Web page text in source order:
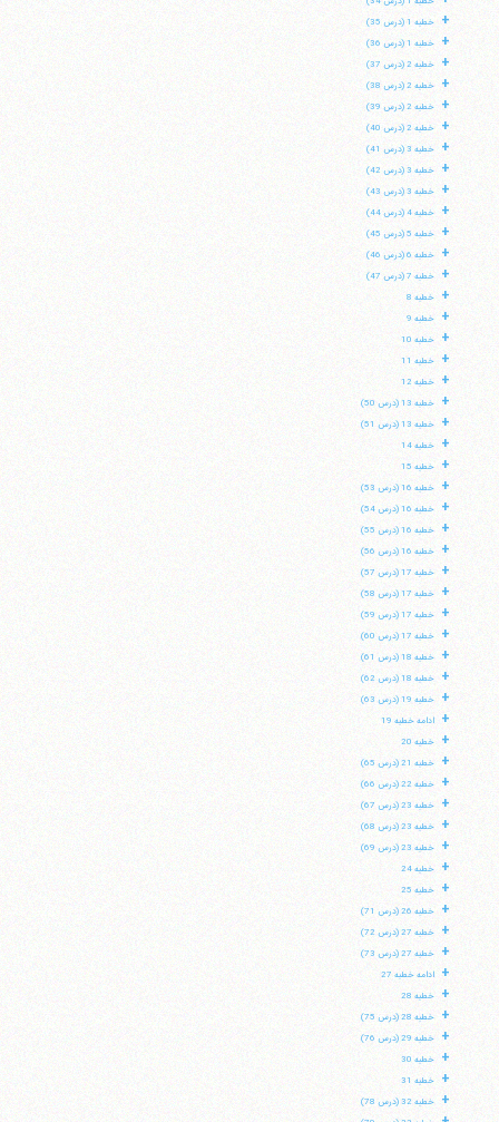
+ خطبه 1 (درس 35)
+ خطبه 1 (درس 36)
+ خطبه 2 (درس 37)
+ خطبه 2 (درس 38)
+ خطبه 2 (درس 39)
+ خطبه 2 (درس 40)
+ خطبه 3 (درس 41)
+ خطبه 3 (درس 42)
+ خطبه 3 (درس 43)
+ خطبه 4 (درس 44)
+ خطبه 5 (درس 45)
+ خطبه 6 (درس 46)
+ خطبه 7 (درس 47)
+ خطبه 8
+ خطبه 9
+ خطبه 10
+ خطبه 11
+ خطبه 12
+ خطبه 13 (درس 50)
+ خطبه 13 (درس 51)
+ خطبه 14
+ خطبه 15
+ خطبه 16 (درس 53)
+ خطبه 16 (درس 54)
+ خطبه 16 (درس 55)
+ خطبه 16 (درس 56)
+ خطبه 17 (درس 57)
+ خطبه 17 (درس 58)
+ خطبه 17 (درس 59)
+ خطبه 17 (درس 60)
+ خطبه 18 (درس 61)
+ خطبه 18 (درس 62)
+ خطبه 19 (درس 63)
+ ادامه خطبه 19
+ خطبه 20
+ خطبه 21 (درس 65)
+ خطبه 22 (درس 66)
+ خطبه 23 (درس 67)
+ خطبه 23 (درس 68)
+ خطبه 23 (درس 69)
+ خطبه 24
+ خطبه 25
+ خطبه 26 (درس 71)
+ خطبه 27 (درس 72)
+ خطبه 27 (درس 73)
+ ادامه خطبه 27
+ خطبه 28
+ خطبه 28 (درس 75)
+ خطبه 29 (درس 76)
+ خطبه 30
+ خطبه 31
+ خطبه 32 (درس 78)